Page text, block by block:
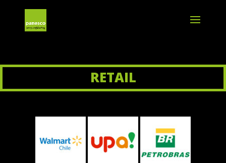
RETAIL